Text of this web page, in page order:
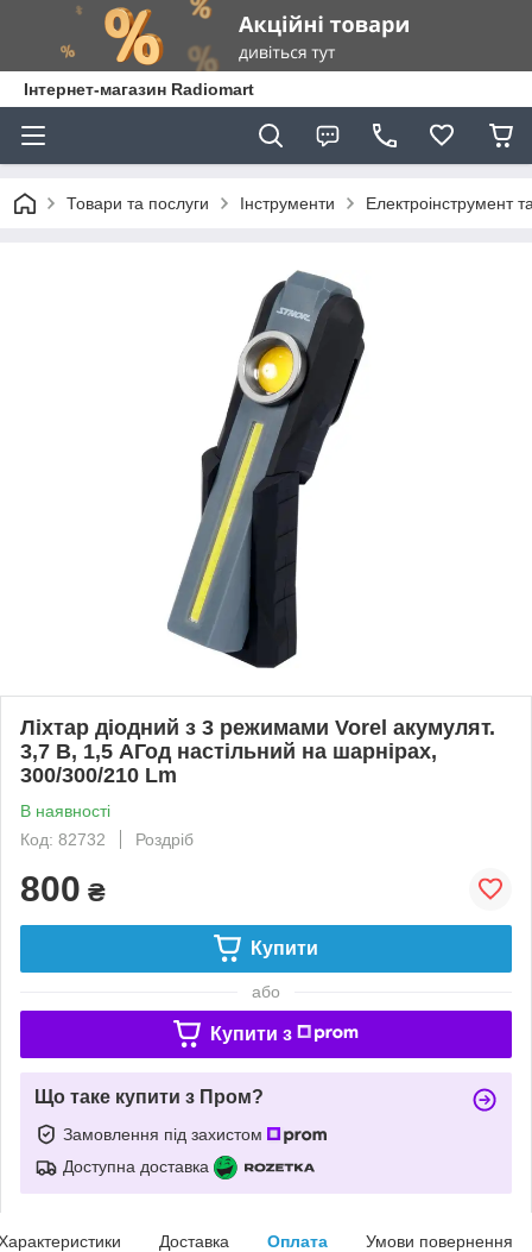
Інтернет-магазин Radiomart
Товари та послуги Інструменти Електроінструмент
Ліхтар діодний з 3 режимами Vorel акумулят.
3,7 В, 1,5 АГод настільний на шарнірах,
300/300/210 Lm
В наявності
Код: 82732
Роздріб
800 ₴
Купити
або
Купити з
Що таке купити з Пром?
Замовлення під захистом
Доступна доставка
Доставка Оплата Умови повернення